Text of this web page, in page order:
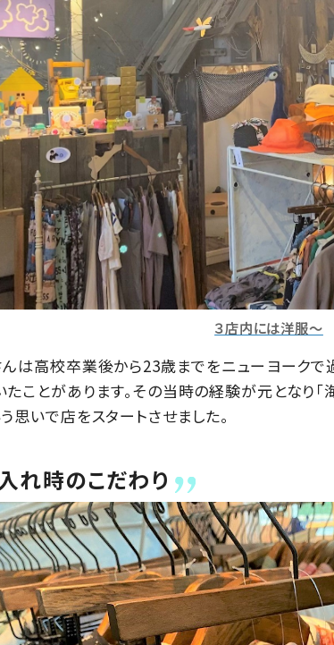
３店内には洋服～
んは高校卒業後から23歳までをニューヨーク
たことがあります。その当時の経験が元となり
う思いで店をスタートさせました。
れ時のこだわり